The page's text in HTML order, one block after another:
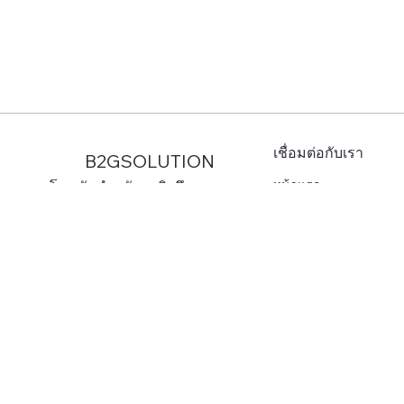
B2GSOLUTION
โซลูชันสำหรับธุรกิจถึง
เชื่อมต่อกับเรา
หน้าแรก